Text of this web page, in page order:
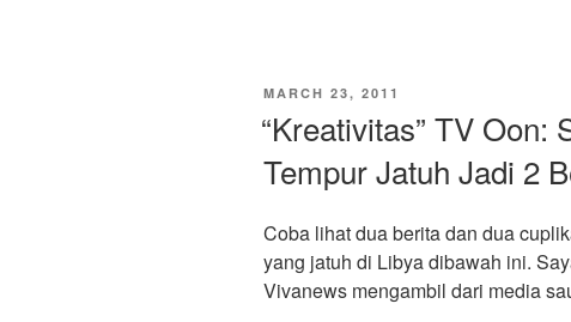
in
A
Capella
Cover
by
Mike
Tomkins
POSTED
MARCH 23, 2011
“Kreativitas” TV Oon:
Tempur Jatuh Jadi 2
Coba lihat dua berita dan dua
yang jatuh di Libya dibawah ini.
Vivanews mengambil dari media